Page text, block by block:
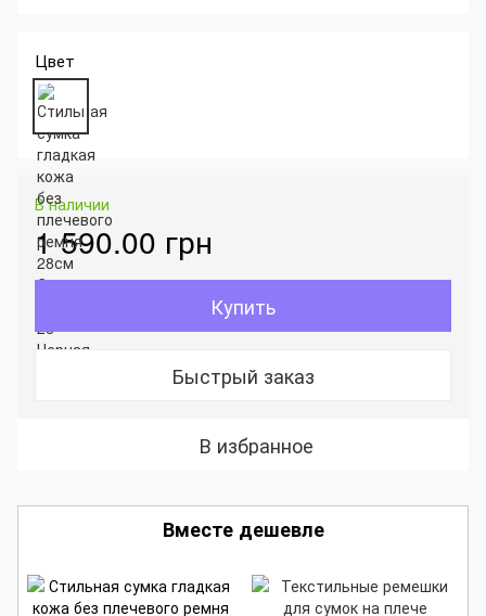
Цвет
В наличии
1 590.00 грн
Купить
Быстрый заказ
В избранное
Вместе дешевле